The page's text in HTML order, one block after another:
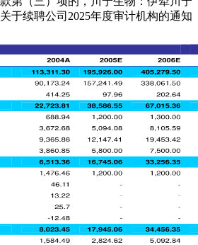
于续聘公司2025年度审计机构的通知